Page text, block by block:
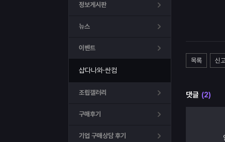
정보게시판
뉴스
이벤트
샵다나와·싼컴
조립갤러리
구매후기
기업 구매상담 후기
목록 신
댓글 (2)